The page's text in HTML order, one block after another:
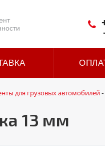
для грузовых автомобилей-
13 мм